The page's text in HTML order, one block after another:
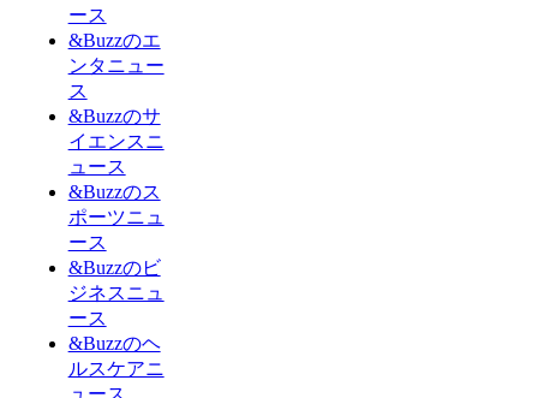
ース
&Buzzのエ
ンタニュー
ス
&Buzzのサ
イエンスニ
ュース
&Buzzのス
ポーツニュ
ース
&Buzzのビ
ジネスニュ
ース
&Buzzのヘ
ルスケアニ
ュース